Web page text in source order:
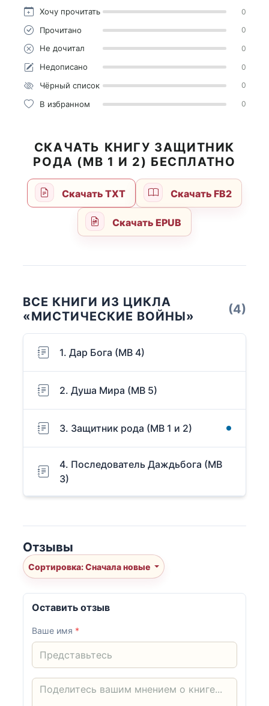
Хочу прочитать 0
Прочитано 0
Не дочитал 0
Недописано 0
Чёрный список 0
В избранном 0
СКАЧАТЬ КНИГУ ЗАЩИТНИК
РОДА (МВ 1 И 2) БЕСПЛАТНО
Скачать TXT Скачать FB2
Скачать EPUB
ВСЕ КНИГИ ИЗ ЦИКЛА
«МИСТИЧЕСКИЕ ВОЙНЫ»
(4)
1. Дар Бога (МВ 4)
2. Душа Мира (МВ 5)
3. Защитник рода (МВ 1 и 2)
4. Последователь Даждьбога (МВ
3)
Отзывы
Сортировка: Сначала новые
Оставить отзыв
Ваше имя *